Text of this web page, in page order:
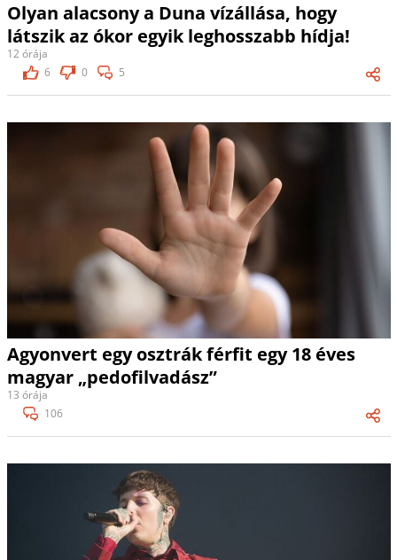
Olyan alacsony a Duna vízállása, hogy
látszik az ókor egyik leghosszabb hídja!
12 órája
6
0 5
Agyonvert egy osztrák férfit egy 18 éves
magyar „pedofilvadász”
13 órája
106